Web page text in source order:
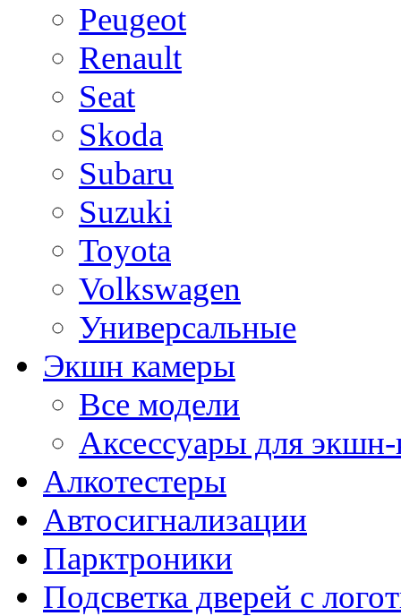
Peugeot
Renault
Seat
Skoda
Subaru
Suzuki
Toyota
Volkswagen
Универсальные
Экшн камеры
Все модели
Аксессуары для
Алкотестеры
Автосигнализации
Парктроники
Подсветка дверей с